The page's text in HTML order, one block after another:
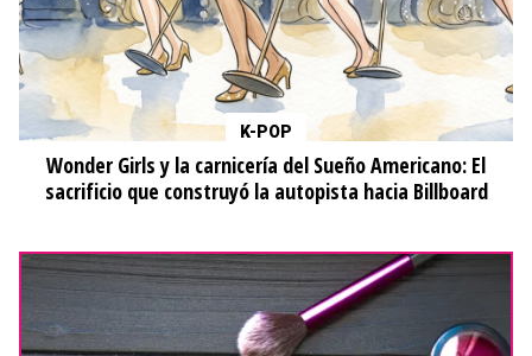
K-POP
Wonder Girls y la carnicería del Sueño Americano: El
sacrificio que construyó la autopista hacia Billboard